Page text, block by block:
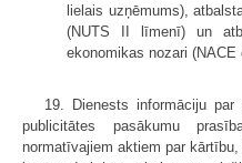
lielais uzņēmums),
(NUTS II līmenī) un
ekonomikas nozari (NACE
19. Dienests informāciju
publicitātes pasākumu
normatīvajiem aktiem par